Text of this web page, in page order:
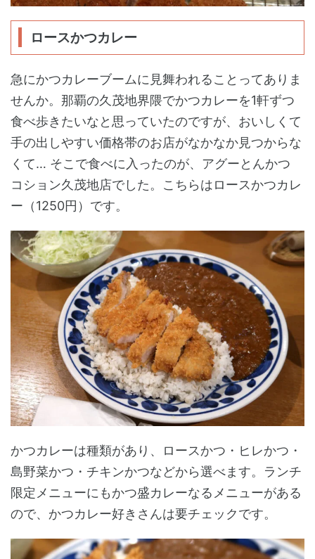
ロースかつカレー
急にかつカレーブームに見舞われることってありま
せんか。那覇の久茂地界隈でかつカレーを1軒ずつ
食べ歩きたいなと思っていたのですが、おいしくて
手の出しやすい価格帯のお店がなかなか見つからな
くて… そこで食べに入ったのが、アグーとんかつ
コション久茂地店でした。こちらはロースかつカレ
ー（1250円）です。
かつカレーは種類があり、ロースかつ・ヒレかつ・
島野菜かつ・チキンかつなどから選べます。ランチ
限定メニューにもかつ盛カレーなるメニューがある
ので、かつカレー好きさんは要チェックです。